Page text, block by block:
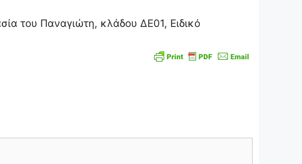
του Παναγιώτη, κλάδου ΔΕ01, Ειδικό